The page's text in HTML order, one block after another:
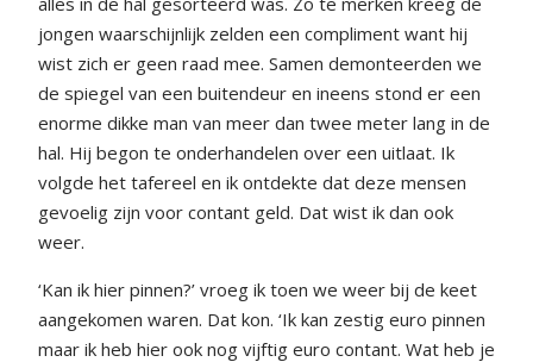
jongen waarschijnlijk zelden een compliment want hij
wist zich er geen raad mee. Samen demonteerden we
de spiegel van een buitendeur en ineens stond er een
enorme dikke man van meer dan twee meter lang in de
hal. Hij begon te onderhandelen over een uitlaat. Ik
volgde het tafereel en ik ontdekte dat deze mensen
gevoelig zijn voor contant geld. Dat wist ik dan ook
weer.
‘Kan ik hier pinnen?’ vroeg ik toen we weer bij de keet
aangekomen waren. Dat kon. ‘Ik kan zestig euro pinnen
maar ik heb hier ook nog vijftig euro contant. Wat heb je